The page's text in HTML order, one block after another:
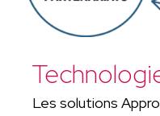
Les solutions